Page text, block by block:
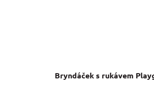
Bryndáček s rukávem